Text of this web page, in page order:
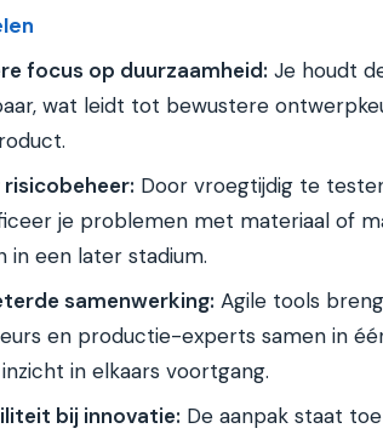
focus op duurzaamheid: Je houdt
wat leidt tot bewustere
Door vroegtijdig te
je problemen met materiaal of
in een later stadium.
samenwerking: Agile tools
en productie-experts samen in
in elkaars voortgang.
bij innovatie: De aanpak staat